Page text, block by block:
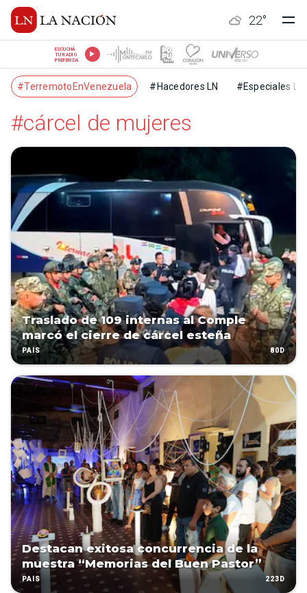
22°
ESCUCHÁ
TU RADIO
PREFERIDA
#TerremotoEnVenezuela #Hacedores LN #Especiales LN
#cárcel de mujeres
Traslado de 109 internas al Comple
marcó el cierre de cárcel esteña
PAÍS 80D
Destacan exitosa concurrencia de la
muestra “Memorias del Buen Pastor”
PAÍS 223D